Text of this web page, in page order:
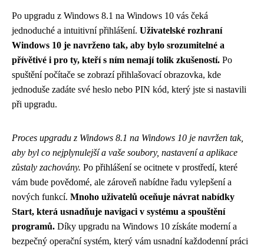
Po upgradu z Windows 8.1 na Windows 10 vás čeká
jednoduché a intuitivní přihlášení. Uživatelské rozhraní
Windows 10 je navrženo tak, aby bylo srozumitelné a
přívětivé i pro ty, kteří s ním nemají tolik zkušeností. Po
spuštění počítače se zobrazí přihlašovací obrazovka, kde
jednoduše zadáte své heslo nebo PIN kód, který jste si nastavili
při upgradu.
Proces upgradu z Windows 8.1 na Windows 10 je navržen tak,
aby byl co nejplynulejší a vaše soubory, nastavení a aplikace
zůstaly zachovány. Po přihlášení se ocitnete v prostředí, které
vám bude povědomé, ale zároveň nabídne řadu vylepšení a
nových funkcí. Mnoho uživatelů oceňuje návrat nabídky
Start, která usnadňuje navigaci v systému a spouštění
programů. Díky upgradu na Windows 10 získáte moderní a
bezpečný operační systém, který vám usnadní každodenní práci